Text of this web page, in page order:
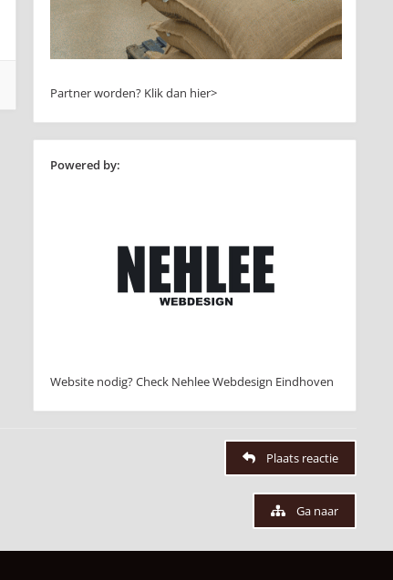
Partner worden? Klik dan hier>
Powered by:
Website nodig? Check Nehlee Webdesign Eindhoven
Plaats reactie
Ga naar